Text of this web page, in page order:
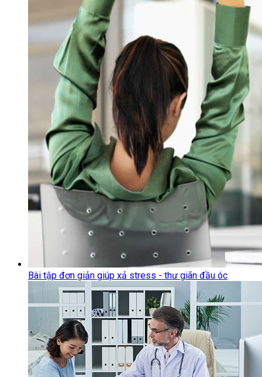
Bài tập đơn giản giúp xả stress - thư giãn đầu óc